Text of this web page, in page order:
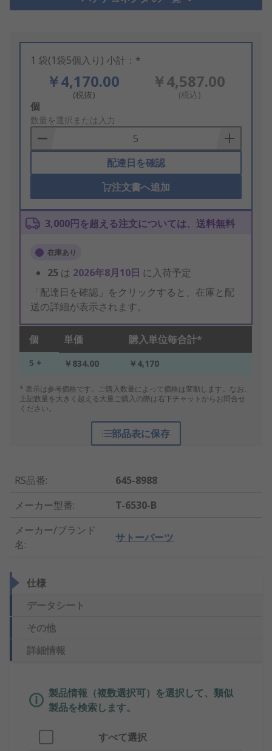
1 袋(1袋5個入り) 小計：*
￥4,170.00
(税抜)
￥4,587.00
(税込)
Add
to
Basket
個
数量を選択または入力
配達日を確認
注文書へ追加
3,000円を超える注文については、送料無料
在庫あり
25 は 2026年8月10日 に入荷予定
「配達日を確認」をクリックすると、在庫と配
送の詳細が表示されます。
個 単価 購入単位毎合計*
5 + ￥834.00 ￥4,170
* 表示は参考価格です。ご購入数量によって価格は変動します。なお、
上記数量を大きく超える大量ご購入の際は右下チャットからお問合せ
ください。
部品表に保存
RS品番:
645-8988
メーカー型番:
T-6530-B
メーカー/ブランド
名:
サトーパーツ
仕様
データシート
その他
詳細情報
製品情報（複数選択可）を選択して、類似
製品を検索します。
すべて選択